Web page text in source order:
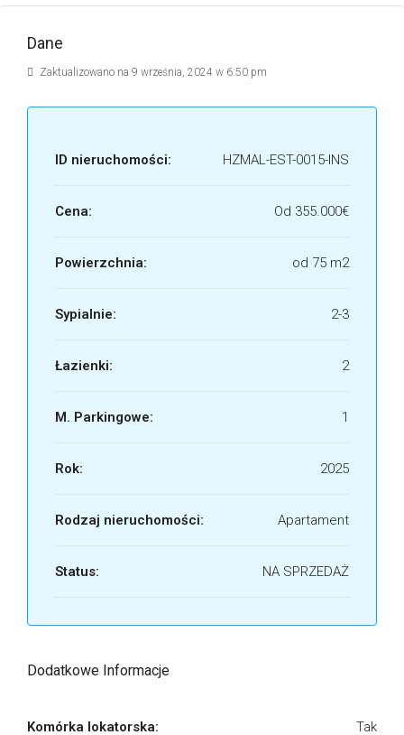
Dane
Zaktualizowano na 9 września, 2024 w 6:50 pm
ID nieruchomości: HZMAL-EST-0015-INS
Cena: Od 355.000€
Powierzchnia: od 75 m2
Sypialnie: 2-3
Łazienki: 2
M. Parkingowe: 1
Rok: 2025
Rodzaj nieruchomości: Apartament
Status: NA SPRZEDAŻ
Dodatkowe Informacje
Komórka lokatorska: Tak